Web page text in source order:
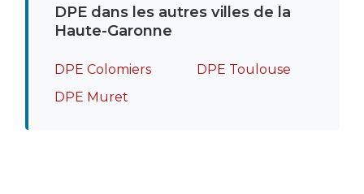
DPE dans les autres villes de la
Haute-Garonne
DPE Colomiers
DPE Muret
DPE Toulouse